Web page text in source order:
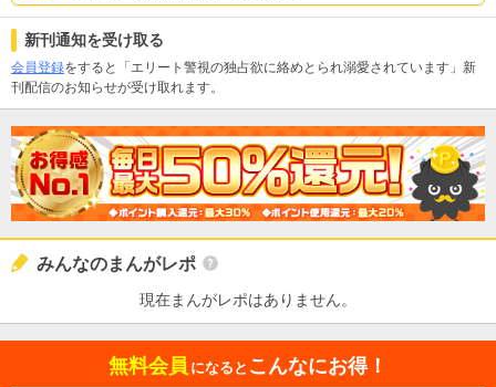
新刊通知を受け取る
会員登録をすると「エリート警視の独占欲に絡めとられ溺愛されています」新
刊配信のお知らせが受け取れます。
みんなのまんがレポ
現在まんがレポはありません。
無料会員 になると こんなにお得！